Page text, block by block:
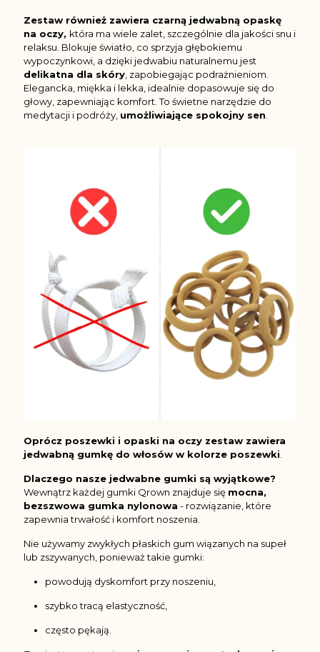
Zestaw również zawiera czarną jedwabną opaskę
na oczy, która ma wiele zalet, szczególnie dla jakości snu i
relaksu. Blokuje światło, co sprzyja głębokiemu
wypoczynkowi, a dzięki jedwabiu naturalnemu jest
delikatna dla skóry , zapobiegając podrażnieniom.
Elegancka, miękka i lekka, idealnie dopasowuje się do
głowy, zapewniając komfort. To świetne narzędzie do
medytacji i podróży, umożliwiające spokojny sen
Oprócz poszewki i opaski na oczy zestaw zawiera
jedwabną gumkę do włosów w kolorze poszewki
Dlaczego nasze jedwabne gumki są wyjątkowe?
Wewnątrz każdej gumki Qrown znajduje się mocna,
bezszwowa gumka nylonowa - rozwiązanie, które
zapewnia trwałość i komfort noszenia.
Nie używamy zwykłych płaskich gum wiązanych na supeł
lub zszywanych, ponieważ takie gumki:
powodują dyskomfort przy noszeniu,
szybko tracą elastyczność,
często pękają.